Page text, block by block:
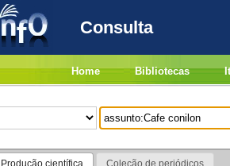
Consulta
Home Bibliotecas